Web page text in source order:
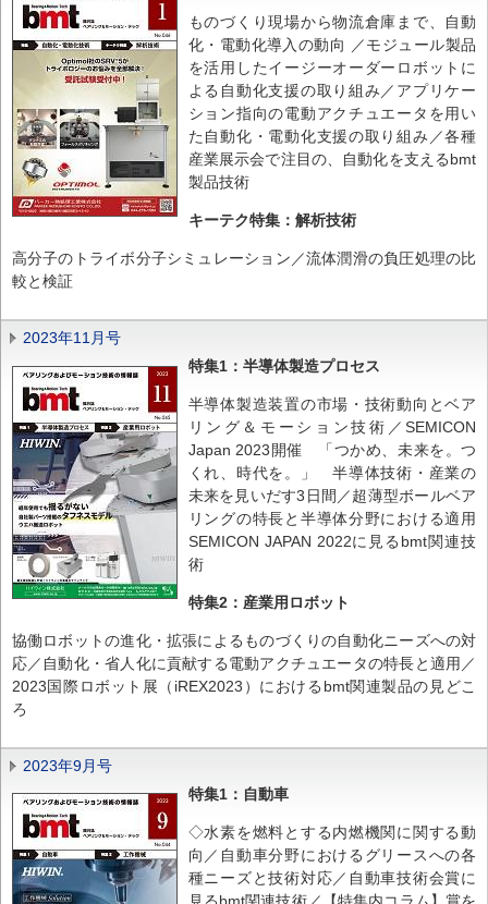
ものづくり現場から物流倉庫まで、自動
化・電動化導入の動向 ／モジュール製品
を活用したイージーオーダーロボットに
よる自動化支援の取り組み／アプリケー
ション指向の電動アクチュエータを用い
た自動化・電動化支援の取り組み／各種
産業展示会で注目の、自動化を支えるbmt
製品技術
キーテク特集：解析技術
高分子のトライボ分子シミュレーション／流体潤滑の負圧処理の比
較と検証
2023年11月号
特集1：半導体製造プロセス
半導体製造装置の市場・技術動向とベア
リング＆モーション技術／SEMICON
Japan 2023開催 「つかめ、未来を。つ
くれ、時代を。」 半導体技術・産業の
未来を見いだす3日間／超薄型ボールベア
リングの特長と半導体分野における適用
SEMICON JAPAN 2022に見るbmt関連技
術
特集2：産業用ロボット
協働ロボットの進化・拡張によるものづくりの自動化ニーズへの対
応／自動化・省人化に貢献する電動アクチュエータの特長と適用／
2023国際ロボット展（iREX2023）におけるbmt関連製品の見どこ
ろ
2023年9月号
特集1：自動車
◇水素を燃料とする内燃機関に関する動
向／自動車分野におけるグリースへの各
種ニーズと技術対応／自動車技術会賞に
見るbmt関連技術／【特集内コラム】賞を